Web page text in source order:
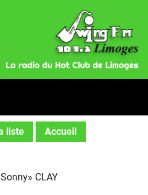
liste Accueil
CLAY